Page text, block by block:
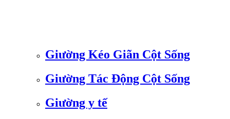
Giường Kéo Giãn Cột Sống
Giường Tác Động Cột Sống
Giường y tế